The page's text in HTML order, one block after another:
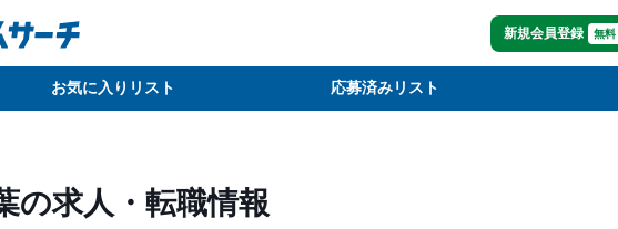
新規会員登録 無料
お気に入りリスト 応募済みリスト
の求人・転職情報